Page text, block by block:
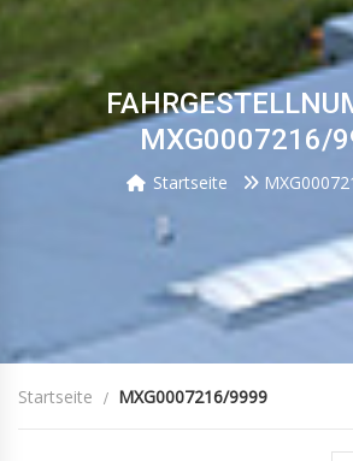
MXG0007216/
Startseite
Startseite MXG0007216/9999